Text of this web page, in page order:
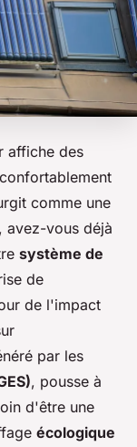
affiche des
comme une
avez-vous déjà
système de
de
de l'impact
par les
, pousse à
d'être une
écologique